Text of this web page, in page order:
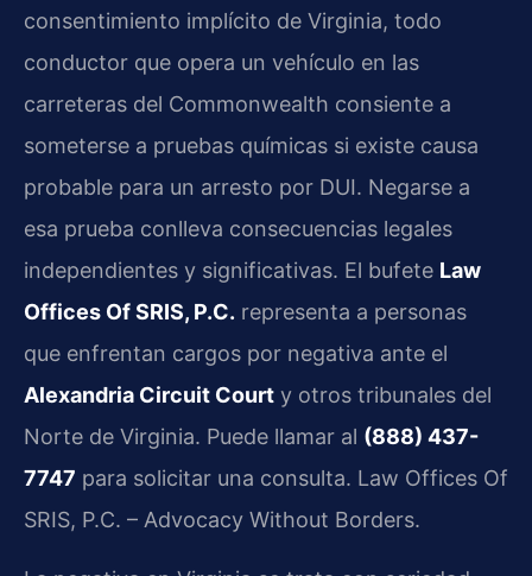
consentimiento implícito de Virginia, todo
conductor que opera un vehículo en las
carreteras del Commonwealth consiente a
someterse a pruebas químicas si existe causa
probable para un arresto por DUI. Negarse a
esa prueba conlleva consecuencias legales
independientes y significativas. El bufete Law
Offices Of SRIS, P.C. representa a personas
que enfrentan cargos por negativa ante el
Alexandria Circuit Court y otros tribunales del
Norte de Virginia. Puede llamar al (888) 437-
7747 para solicitar una consulta. Law Offices Of
SRIS, P.C. – Advocacy Without Borders.